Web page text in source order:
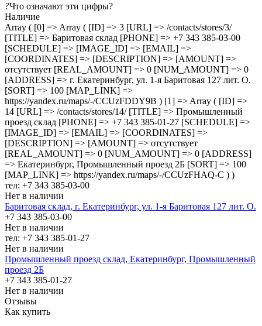
?Что означают эти цифры?
Наличие
Array ( [0] => Array ( [ID] => 3 [URL] => /contacts/stores/3/
[TITLE] => Баритовая склад [PHONE] => +7 343 385-03-00
[SCHEDULE] => [IMAGE_ID] => [EMAIL] =>
[COORDINATES] => [DESCRIPTION] => [AMOUNT] =>
отсутствует [REAL_AMOUNT] => 0 [NUM_AMOUNT] => 0
[ADDRESS] => г. Екатеринбург, ул. 1-я Баритовая 127 лит. О.
[SORT] => 100 [MAP_LINK] =>
https://yandex.ru/maps/-/CCUzFDDY9B ) [1] => Array ( [ID] =>
14 [URL] => /contacts/stores/14/ [TITLE] => Промышленный
проезд cклад [PHONE] => +7 343 385-01-27 [SCHEDULE] =>
[IMAGE_ID] => [EMAIL] => [COORDINATES] =>
[DESCRIPTION] => [AMOUNT] => отсутствует
[REAL_AMOUNT] => 0 [NUM_AMOUNT] => 0 [ADDRESS]
=> Екатеринбург, Промышленный проезд 2Б [SORT] => 100
[MAP_LINK] => https://yandex.ru/maps/-/CCUzFHAQ-C ) )
тел: +7 343 385-03-00
Нет в наличии
Баритовая склад, г. Екатеринбург, ул. 1-я Баритовая 127 лит. О.
+7 343 385-03-00
Нет в наличии
тел: +7 343 385-01-27
Нет в наличии
Промышленный проезд cклад, Екатеринбург, Промышленный
проезд 2Б
+7 343 385-01-27
Нет в наличии
Отзывы
Как купить